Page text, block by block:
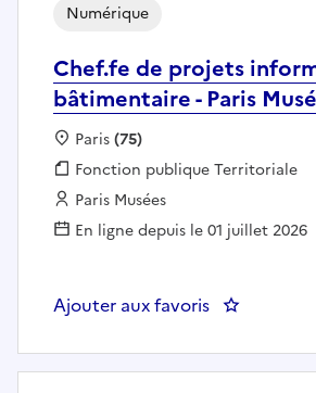
Chef.fe de projets
bâtimentaire - Paris
Numérique
Localisation :
Paris(75)
Fonction publique :
Fonction publique Territoriale
Employeur :
Paris Musées
En ligne depuis le 01 juillet 2026
Ajouter aux favoris : Chef.fe